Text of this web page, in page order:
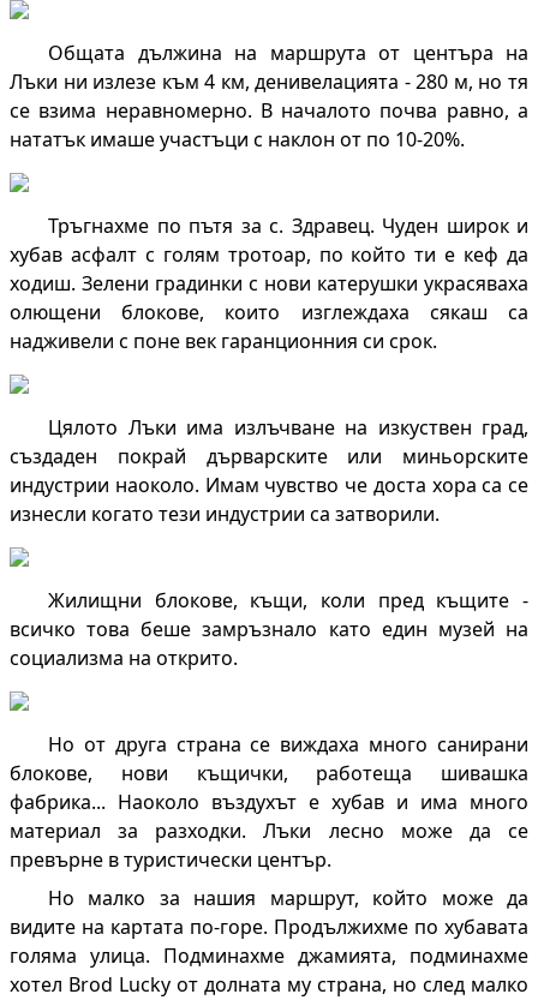
Общата дължина на маршрута от центъра на
Лъки ни излезе към 4 км, денивелацията - 280 м, но тя
се взима неравномерно. В началото почва равно, а
нататък имаше участъци с наклон от по 10-20%.
Тръгнахме по пътя за с. Здравец. Чуден широк и
хубав асфалт с голям тротоар, по който ти е кеф да
ходиш. Зелени градинки с нови катерушки украсяваха
олющени блокове, които изглеждаха сякаш са
надживели с поне век гаранционния си срок.
Цялото Лъки има излъчване на изкуствен град,
създаден покрай дърварските или миньорските
индустрии наоколо. Имам чувство че доста хора са се
изнесли когато тези индустрии са затворили.
Жилищни блокове, къщи, коли пред къщите -
всичко това беше замръзнало като един музей на
социализма на открито.
Но от друга страна се виждаха много санирани
блокове, нови къщички, работеща шивашка
фабрика... Наоколо въздухът е хубав и има много
материал за разходки. Лъки лесно може да се
превърне в туристически център.
Но малко за нашия маршрут, който може да
видите на картата по-горе. Продължихме по хубавата
голяма улица. Подминахме джамията, подминахме
хотел Brod Lucky от долната му страна, но след малко